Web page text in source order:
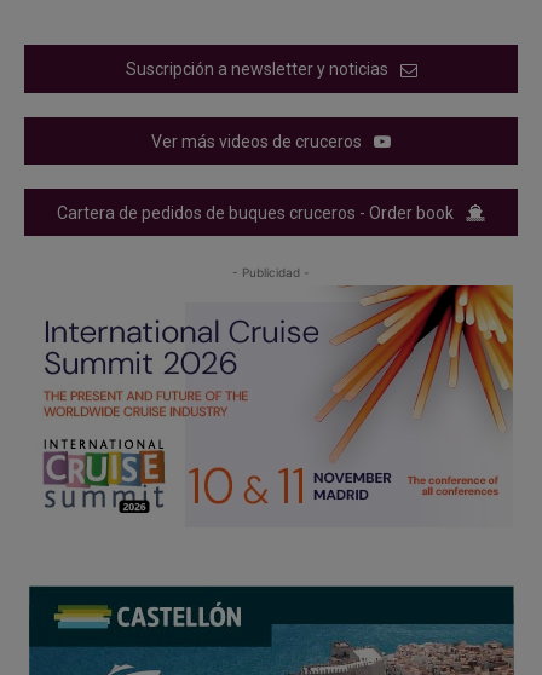
Suscripción a newsletter y noticias
Ver más videos de cruceros
Cartera de pedidos de buques cruceros - Order book
- Publicidad -